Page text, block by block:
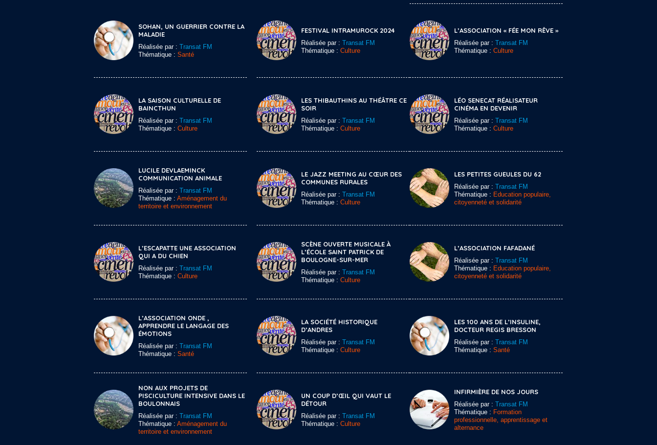
SOHAN, UN GUERRIER CONTRE LA
MALADIE
Réalisée par : Transat FM
Thématique : Santé
FESTIVAL INTRAMUROCK 2024
Réalisée par : Transat FM
Thématique : Culture
L’ASSOCIATION « FÉE MON RÊVE »
Réalisée par : Transat FM
Thématique : Culture
LA SAISON CULTURELLE DE
BAINCTHUN
Réalisée par : Transat FM
Thématique : Culture
LES THIBAUTHINS AU THÉÂTRE CE
SOIR
Réalisée par : Transat FM
Thématique : Culture
LÉO SENECAT RÉALISATEUR
CINÉMA EN DEVENIR
Réalisée par : Transat FM
Thématique : Culture
LUCILE DEVLAEMINCK
COMMUNICATION ANIMALE
Réalisée par : Transat FM
Thématique : Aménagement du
territoire et environnement
LE JAZZ MEETING AU CŒUR DES
COMMUNES RURALES
Réalisée par : Transat FM
Thématique : Culture
LES PETITES GUEULES DU 62
Réalisée par : Transat FM
Thématique : Education populaire,
citoyenneté et solidarité
L’ESCAPATTE UNE ASSOCIATION
QUI A DU CHIEN
Réalisée par : Transat FM
Thématique : Culture
SCÈNE OUVERTE MUSICALE À
L’ÉCOLE SAINT PATRICK DE
BOULOGNE-SUR-MER
Réalisée par : Transat FM
Thématique : Culture
L’ASSOCIATION FAFADANÉ
Réalisée par : Transat FM
Thématique : Education populaire,
citoyenneté et solidarité
L’ASSOCIATION ONDE ,
APPRENDRE LE LANGAGE DES
ÉMOTIONS
Réalisée par : Transat FM
Thématique : Santé
LA SOCIÉTÉ HISTORIQUE
D’ANDRES
Réalisée par : Transat FM
Thématique : Culture
LES 100 ANS DE L’INSULINE,
DOCTEUR REGIS BRESSON
Réalisée par : Transat FM
Thématique : Santé
NON AUX PROJETS DE
PISCICULTURE INTENSIVE DANS LE
BOULONNAIS
Réalisée par : Transat FM
Thématique : Aménagement du
territoire et environnement
UN COUP D’ŒIL QUI VAUT LE
DÉTOUR
Réalisée par : Transat FM
Thématique : Culture
INFIRMIÈRE DE NOS JOURS
Réalisée par : Transat FM
Thématique : Formation
professionnelle, apprentissage et
alternance